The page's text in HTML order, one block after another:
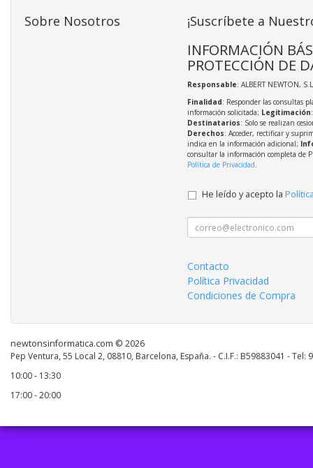
Sobre Nosotros ¡Suscríbete a
INFORMACIÓN
PROTECCIÓN DE
Responsable: ALBERT NEWTON,
Finalidad: Responder las consultas
información solicitada; Legitimación
Destinatarios: Solo se realizan
Derechos: Acceder, rectificar y
indica en la información adicional;
consultar la información completa de
Política de Privacidad.
He leído y acepto la
Contacto
Política Privacidad
Condiciones de Compra
newtonsinformatica.com © 2026
Pep Ventura, 55 Local 2, 08810, Barcelona, España. - C.I.F.: B59883041 - Tel:
10:00 - 13:30
17:00 - 20:00